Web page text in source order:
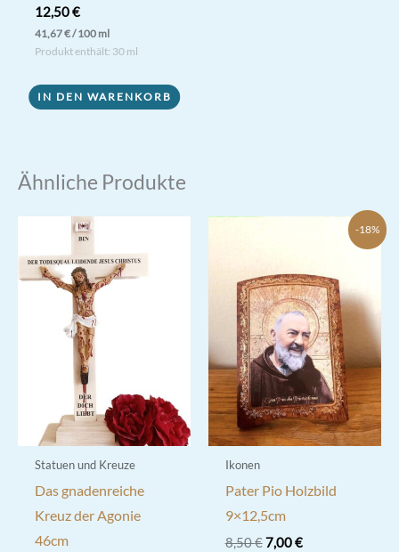
12,50€
41,67€/100 ml
Produkt enthält: 30 ml
IN DEN WARENKORB
Ähnliche Produkte
Statuen und Kreuze
Das gnadenreiche
Kreuz der Agonie
46cm
-18%
Ikonen
Pater Pio Holzbild
9×12,5cm
8,50€ Ursprünglicher
7,00€Aktueller